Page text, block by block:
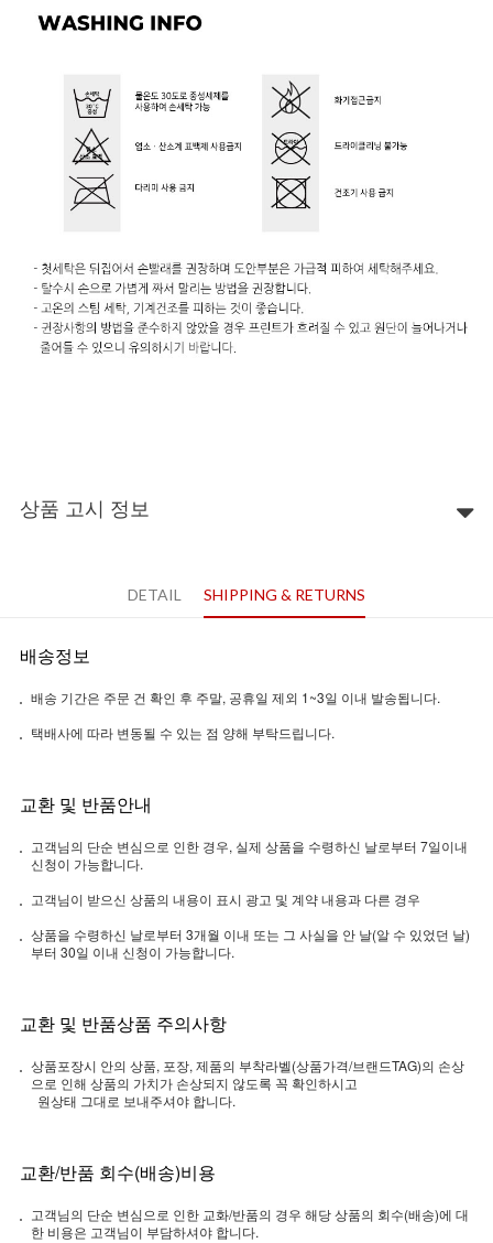
상품 고시 정보
DETAIL SHIPPING & RETURNS
배송정보
배송 기간은 주문 건 확인 후 주말, 공휴일 제외 1~3일 이내 발송됩니다.
택배사에 따라 변동될 수 있는 점 양해 부탁드립니다.
교환 및 반품안내
고객님의 단순 변심으로 인한 경우, 실제 상품을 수령하신 날로부터 7일이내
신청이 가능합니다.
고객님이 받으신 상품의 내용이 표시 광고 및 계약 내용과 다른 경우
상품을 수령하신 날로부터 3개월 이내 또는 그 사실을 안 날(알 수 있었던 날)
부터 30일 이내 신청이 가능합니다.
교환 및 반품상품 주의사항
상품포장시 안의 상품, 포장, 제품의 부착라벨(상품가격/브랜드TAG)의 손상
으로 인해 상품의 가치가 손상되지 않도록 꼭 확인하시고
원상태 그대로 보내주셔야 합니다.
교환/반품 회수(배송)비용
고객님의 단순 변심으로 인한 교화/반품의 경우 해당 상품의 회수(배송)에 대
한 비용은 고객님이 부담하셔야 합니다.